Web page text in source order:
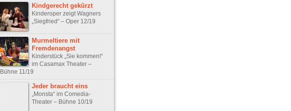
Kindgerecht gekürzt
Kinderoper zeigt Wagners
„Siegfried“ – Oper 12/19
Murmeltiere mit
Fremdenangst
Kinderstück „Sie kommen!“
im Casamax Theater –
Bühne 11/19
Jeder braucht eins
„Monsta“ im Comedia-
Theater – Bühne 10/19